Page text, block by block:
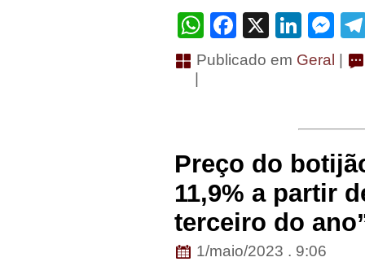
WhatsApp
Facebook
X
Publicado em Geral
Preço do
11,9% a partir
terceiro do
1/maio/2023 . 9:06